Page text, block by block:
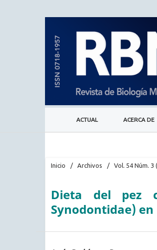
ACTUAL ACERCA DE
Inicio / Archivos / Vol. 54 Núm. 3
Dieta del pez
Synodontidae) en